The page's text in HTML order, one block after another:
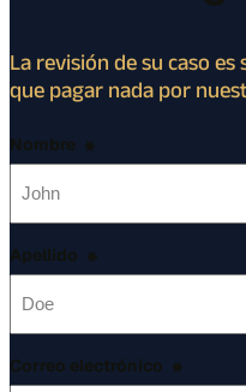
La revisión de su caso
que pagar nada por
Nombre *
Apellido *
Correo electrónico *